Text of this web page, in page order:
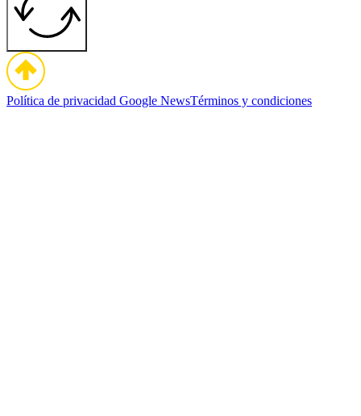
Política de privacidad Google NewsTérminos y condiciones